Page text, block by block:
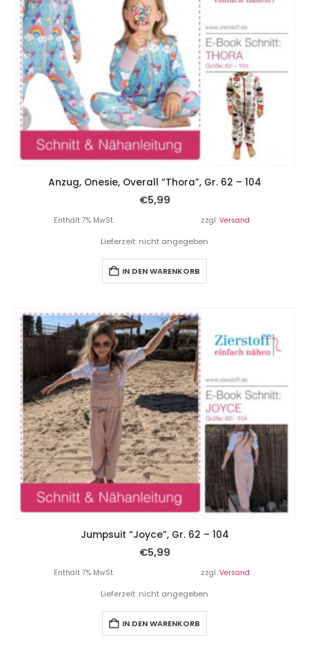
Anzug, Onesie, Overall “Thora”, Gr. 62 – 104
€5,99
Enthält 7% MwSt. zzgl. Versand
Lieferzeit: nicht angegeben
IN DEN WARENKORB
Jumpsuit “Joyce”, Gr. 62 – 104
€5,99
Enthält 7% MwSt. zzgl. Versand
Lieferzeit: nicht angegeben
IN DEN WARENKORB